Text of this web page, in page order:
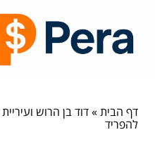
דף הבית»דוד בן הרוש
להפריד